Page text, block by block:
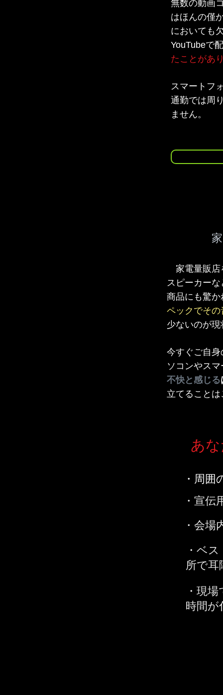
無数の動画
はほんの僅
においても
YouTubeで
たことがあ
スマートフ
通勤では周
ません。
家電量販店
スピーカー
商品にも驚
ペックでそ
少ないのが
今すぐご自
ソコンやス
不快と感じる
立てること
あ
・周
・宣
・会
・ベ
所で
・現
時間が